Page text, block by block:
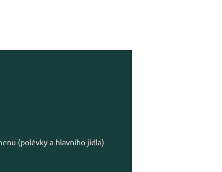
(polévky a hlavního jídla)